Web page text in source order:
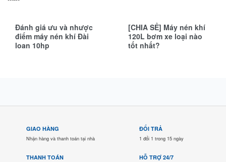
Đánh giá ưu và nhược
điểm máy nén khí Đài
loan 10hp
[CHIA SẺ] Máy nén khí
120L bơm xe loại nào
tốt nhất?
GIAO HÀNG
Nhận hàng và thanh toán tại nhà
ĐỔI TRẢ
1 đổi 1 trong 15 ngày
THANH TOÁN HỖ TRỢ 24/7